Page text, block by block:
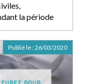
la période
Publié le :26/03/2020